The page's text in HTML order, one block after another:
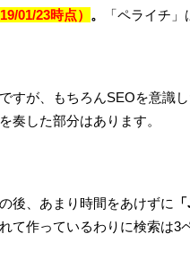
01/23時点） 。 「ペライチ
すが、もちろんSEOを意識
奏した部分はあります。
後、あまり時間をあけずに
て作っているわりに検索は3